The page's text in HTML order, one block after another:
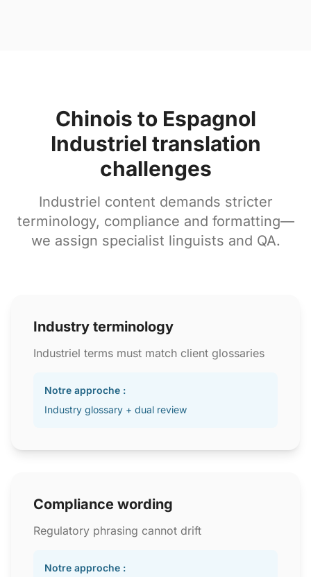
Chinois to Espagnol
Industriel translation
challenges
Industriel content demands stricter
terminology, compliance and formatting—
we assign specialist linguists and QA.
Industry terminology
Industriel terms must match client glossaries
Notre approche :
Industry glossary + dual review
Compliance wording
Regulatory phrasing cannot drift
Notre approche :